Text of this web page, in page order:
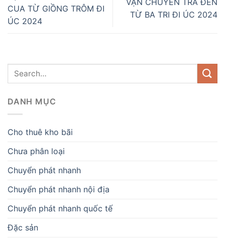
CUA TỪ GIỒNG TRÔM ĐI
ÚC 2024
VẬN CHUYỂN TRÀ ĐEN
TỪ BA TRI ĐI ÚC 2024
DANH MỤC
Cho thuê kho bãi
Chưa phân loại
Chuyển phát nhanh
Chuyển phát nhanh nội địa
Chuyển phát nhanh quốc tế
Đặc sản